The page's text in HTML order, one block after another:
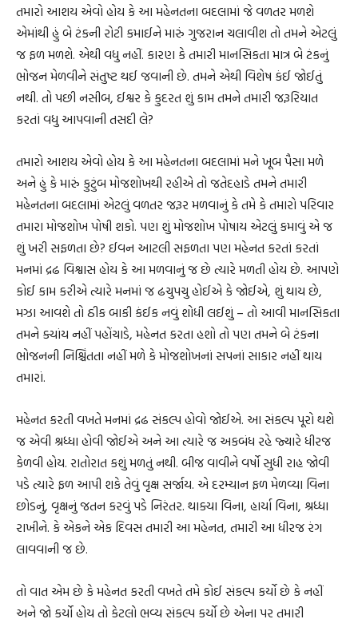
તમારો આશય એવો હોય કે આ મહેનતના બદલામાં જે વળતર મળશે
એમાંથી હું બે ટંકની રોટી કમાઈને મારું ગુજરાન ચલાવીશ તો તમને એટલું
જ ફળ મળશે. એથી વધુ નહીં. કારણ કે તમારી માનસિકતા માત્ર બે ટંકનું
ભોજન મેળવીને સંતુષ્ટ થઈ જવાની છે. તમને એથી વિશેષ કંઈ જોઈતું
નથી. તો પછી નસીબ, ઈશ્વર કે કુદરત શું કામ તમને તમારી જરૂરિયાત
કરતાં વધુ આપવાની તસદી લે?
તમારો આશય એવો હોય કે આ મહેનતના બદલામાં મને ખૂબ પૈસા મળે
અને હું કે મારું કુટુંબ મોજશોખથી રહીએ તો જતેદહાડે તમને તમારી
મહેનતના બદલામાં એટલું વળતર જરૂર મળવાનું કે તમે કે તમારો પરિવાર
તમારા મોજશોખ પોષી શકો. પણ શું મોજશોખ પોષાય એટલું કમાવું એ જ
શું ખરી સફળતા છે? ઈવન આટલી સફળતા પણ મહેનત કરતાં કરતાં
મનમાં દ્રઢ વિશ્વાસ હોય કે આ મળવાનું જ છે ત્યારે મળતી હોય છે. આપણે
કોઈ કામ કરીએ ત્યારે મનમાં જ ઢચુપચુ હોઈએ કે જોઈએ, શું થાય છે,
મઝા આવશે તો ઠીક બાકી કંઈક નવું શોધી લઈશું – તો આવી માનસિકતા
તમને ક્યાંય નહીં પહોંચાડે, મહેનત કરતા હશો તો પણ તમને બે ટંકના
ભોજનની નિશ્ચિંતતા નહીં મળે કે મોજશોખનાં સપનાં સાકાર નહીં થાય
તમારાં.
મહેનત કરતી વખતે મનમાં દ્રઢ સંકલ્પ હોવો જોઈએ. આ સંકલ્પ પૂરો થશે
જ એવી શ્રધ્ધા હોવી જોઈએ અને આ ત્યારે જ અકબંધ રહે જ્યારે ધીરજ
કેળવી હોય. રાતોરાત કશું મળતું નથી. બીજ વાવીને વર્ષો સુધી રાહ જોવી
પડે ત્યારે ફળ આપી શકે તેવું વૃક્ષ સર્જાય. એ દરમ્યાન ફળ મેળવ્યા વિના
છોડનું, વૃક્ષનું જતન કરવું પડે નિરંતર. થાક્યા વિના, હાર્યા વિના, શ્રધ્ધા
રાખીને. કે એકને એક દિવસ તમારી આ મહેનત, તમારી આ ધીરજ રંગ
લાવવાની જ છે.
તો વાત એમ છે કે મહેનત કરતી વખતે તમે કોઈ સંકલ્પ કર્યો છે કે નહીં
અને જો કર્યો હોય તો કેટલો ભવ્ય સંકલ્પ કર્યો છે એના પર તમારી